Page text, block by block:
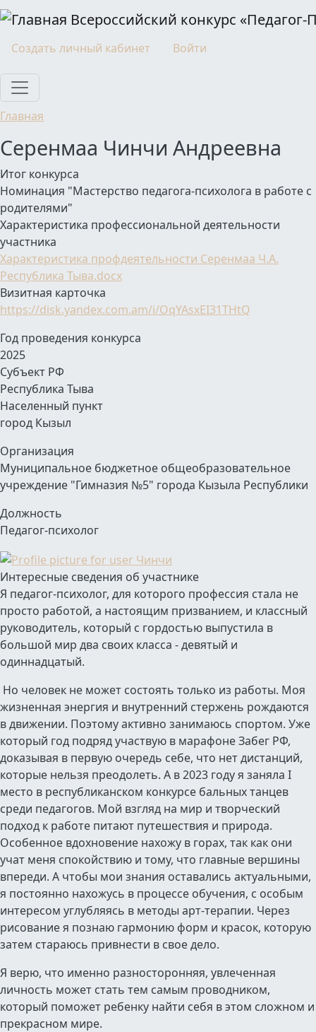
Перейти к основному содержанию
Всероссийский конкурс «Педагог-
Моя учетная запись
Создать личный кабинет Войти
Главная
Серенмаа Чинчи Андреевна
Итог конкурса
Номинация "Мастерство педагога-психолога в работе с
родителями"
Характеристика профессиональной деятельности
участника
Характеристика профдеятельности Серенмаа Ч.А.
Республика Тыва.docx
Визитная карточка
https://disk.yandex.com.am/i/OqYAsxEI31THtQ
Год проведения конкурса
2025
Субъект РФ
Республика Тыва
Населенный пункт
город Кызыл
Организация
Муниципальное бюджетное общеобразовательное
учреждение "Гимназия №5" города Кызыла Республики
Должность
Педагог-психолог
Интересные сведения об участнике
Я педагог-психолог, для которого профессия стала не
просто работой, а настоящим призванием, и классный
руководитель, который с гордостью выпустила в
большой мир два своих класса - девятый и
одиннадцатый.
Но человек не может состоять только из работы. Моя
жизненная энергия и внутренний стержень рождаются
в движении. Поэтому активно занимаюсь спортом. Уже
который год подряд участвую в марафоне Забег РФ,
доказывая в первую очередь себе, что нет дистанций,
которые нельзя преодолеть. А в 2023 году я заняла I
место в республиканском конкурсе бальных танцев
среди педагогов. Мой взгляд на мир и творческий
подход к работе питают путешествия и природа.
Особенное вдохновение нахожу в горах, так как они
учат меня спокойствию и тому, что главные вершины
впереди. А чтобы мои знания оставались актуальными,
я постоянно нахожусь в процессе обучения, с особым
интересом углубляясь в методы арт-терапии. Через
рисование я познаю гармонию форм и красок, которую
затем стараюсь привнести в свое дело.
Я верю, что именно разносторонняя, увлеченная
личность может стать тем самым проводником,
который поможет ребенку найти себя в этом сложном и
прекрасном мире.